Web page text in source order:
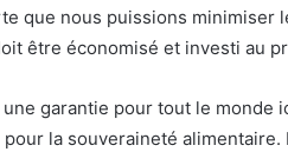
que nous puissions
être économisé et investi au
une garantie pour tout le
la souveraineté alimentaire.